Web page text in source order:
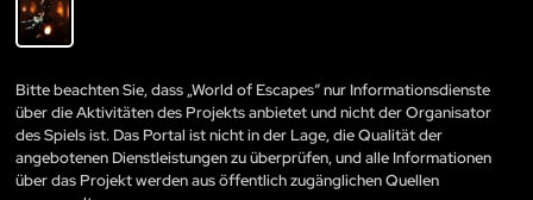
Bitte beachten Sie, dass „World of Escapes“ nur Informationsdienste
über die Aktivitäten des Projekts anbietet und nicht der Organisator
des Spiels ist. Das Portal ist nicht in der Lage, die Qualität der
angebotenen Dienstleistungen zu überprüfen, und alle Informationen
über das Projekt werden aus öffentlich zugänglichen Quellen